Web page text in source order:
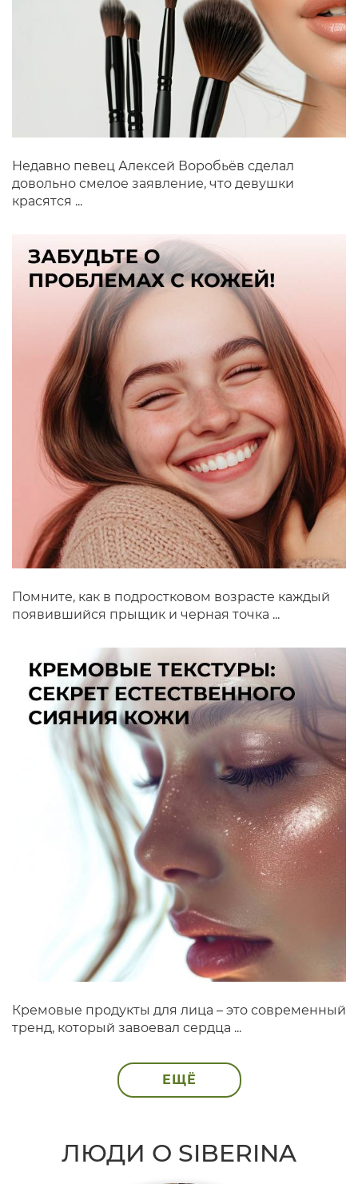
Недавно певец Алексей Воробьёв сделал
довольно смелое заявление, что девушки
красятся ...
Помните, как в подростковом возрасте каждый
появившийся прыщик и черная точка ...
Кремовые продукты для лица – это современный
тренд, который завоевал сердца ...
ЕЩЁ
ЛЮДИ О SIBERINA